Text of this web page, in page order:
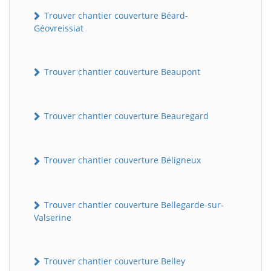
Trouver chantier couverture Béard-
Géovreissiat
Trouver chantier couverture Beaupont
Trouver chantier couverture Beauregard
Trouver chantier couverture Béligneux
Trouver chantier couverture Bellegarde-sur-
Valserine
Trouver chantier couverture Belley